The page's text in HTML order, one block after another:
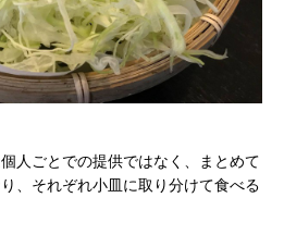
人ごとでの提供ではなく、まとめて
、それぞれ小皿に取り分けて食べる